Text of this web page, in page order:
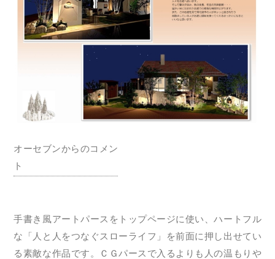
オーセブンからのコメン
ト
手書き風アートパースをトップページに使い、ハートフル
な「人と人をつなぐスローライフ」を前面に押し出せてい
る素敵な作品です。ＣＧパースで入るよりも人の温もりや